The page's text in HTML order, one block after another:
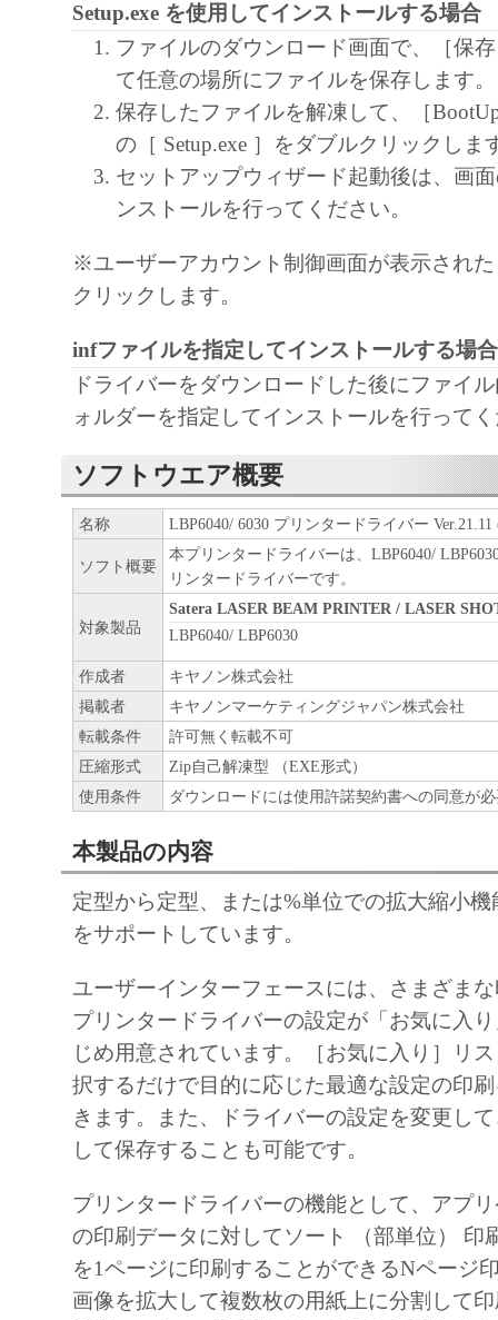
Setup.exe を使用してインストールする場合
ファイルのダウンロード画面で、［保
て任意の場所にファイルを保存します。
保存したファイルを解凍して、［
の［ Setup.exe ］をダブルクリックしま
セットアップウィザード起動後は、画
ンストールを行ってください。
※ユーザーアカウント制御画面が表示され
クリックします。
infファイルを指定してインストールする場合
ドライバーをダウンロードした後にファイ
ォルダーを指定してインストールを行って
ソフトウエア概要
名称 LBP6040/ 6030 プリンタードライバー Ver.21.11
ソフト概要
本プリンタードライバーは、LBP6040/
リンタードライバーです。
対象製品
Satera LASER BEAM PRINTER / LASER
LBP6040/ LBP6030
作成者
キヤノン株式会社
掲載者
キヤノンマーケティングジャパン株式会社
転載条件
許可無く転載不可
圧縮形式
Zip自己解凍型 （EXE形式）
使用条件
ダウンロードには使用許諾契約書への同意が
本製品の内容
定型から定型、または%単位での拡大縮小
をサポートしています。
ユーザーインターフェースには、さまざま
プリンタードライバーの設定が「お気に入
じめ用意されています。［お気に入り］リ
択するだけで目的に応じた最適な設定の印
きます。また、ドライバーの設定を変更し
して保存することも可能です。
プリンタードライバーの機能として、アプ
の印刷データに対してソート （部単位） 印
を1ページに印刷することができるNページ
画像を拡大して複数枚の用紙上に分割して